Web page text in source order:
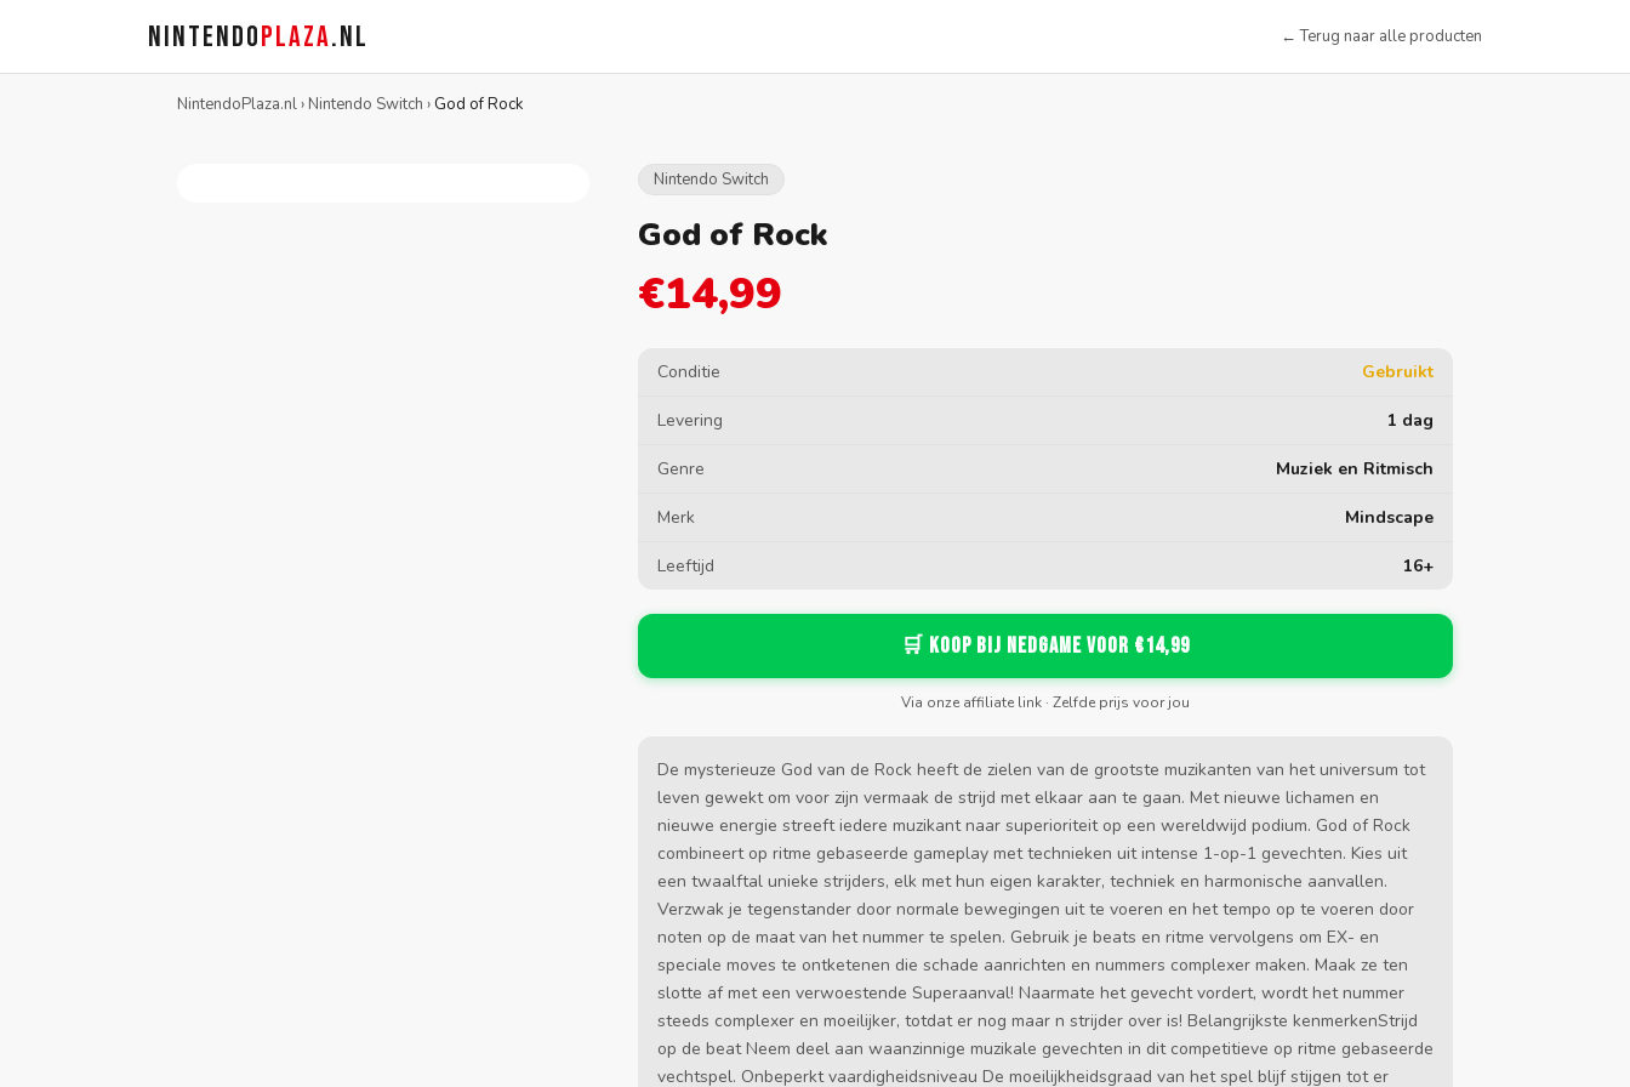
NINTENDOPLAZA.NL ← Terug naar alle producten
NintendoPlaza.nl› Nintendo Switch › God of Rock
Nintendo Switch
God of Rock
€14,99
Conditie Gebruikt
Levering 1 dag
Genre Muziek en Ritmisch
Merk Mindscape
Leeftijd 16+
🛒 Koop bij Nedgame voor €14,99
Via onze affiliate link · Zelfde prijs voor jou
De mysterieuze God van de Rock heeft de zielen van de grootste muzikanten van het universum tot
leven gewekt om voor zijn vermaak de strijd met elkaar aan te gaan. Met nieuwe lichamen en
nieuwe energie streeft iedere muzikant naar superioriteit op een wereldwijd podium. God of Rock
combineert op ritme gebaseerde gameplay met technieken uit intense 1-op-1 gevechten. Kies uit
een twaalftal unieke strijders, elk met hun eigen karakter, techniek en harmonische aanvallen.
Verzwak je tegenstander door normale bewegingen uit te voeren en het tempo op te voeren door
noten op de maat van het nummer te spelen. Gebruik je beats en ritme vervolgens om EX- en
speciale moves te ontketenen die schade aanrichten en nummers complexer maken. Maak ze ten
slotte af met een verwoestende Superaanval! Naarmate het gevecht vordert, wordt het nummer
steeds complexer en moeilijker, totdat er nog maar n strijder over is! Belangrijkste kenmerkenStrijd
op de beat Neem deel aan waanzinnige muzikale gevechten in dit competitieve op ritme gebaseerde
vechtspel. Onbeperkt vaardigheidsniveau De moeilijkheidsgraad van het spel blijf stijgen tot er